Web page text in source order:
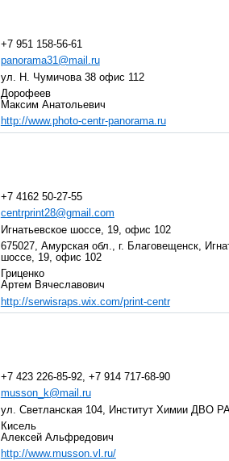
+7 951 158-56-61
panorama31@mail.ru
ул. Н. Чумичова 38 офис 112
Дорофеев
Максим Анатольевич
http://www.photo-centr-panorama.ru
+7 4162 50-27-55
centrprint28@gmail.com
Игнатьевское шоссе, 19, офис 102
675027, Амурская обл., г. Благовещенск,
шоссе, 19, офис 102
Гриценко
Артем Вячеславович
http://serwisraps.wix.com/print-centr
+7 423 226-85-92, +7 914 717-68-90
musson_k@mail.ru
ул. Светланская 104, Институт Химии ДВО
Кисель
Алексей Альфредович
http://www.musson.vl.ru/